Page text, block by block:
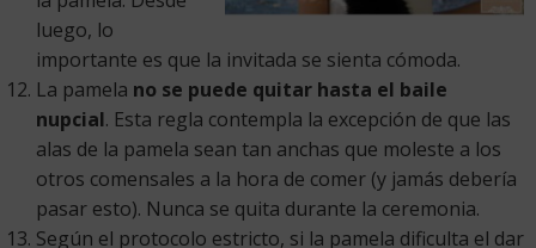
luego, lo
importante es que la invitada se sienta cómoda.
La pamela no se puede quitar hasta el baile
nupcial. Esta regla contempla la excepción de que las
alas de la pamela sean tan anchas que moleste a los
otros comensales a la hora de comer (y jamás debería
pasar esto). Nunca se quita durante la ceremonia.
Según el protocolo estricto, si la pamela dificulta el dar